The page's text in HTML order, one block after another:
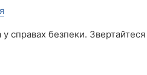
справах безпеки.